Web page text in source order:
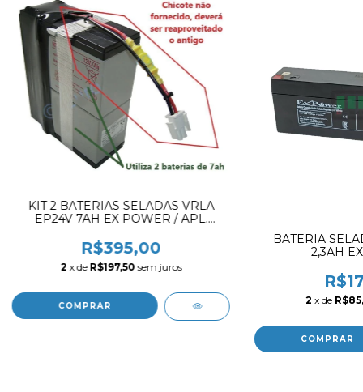
KIT 2 BATERIAS SELADAS VRLA
EP24V 7AH EX POWER / APL.
BENNETT 840 #
R$395,00
2 x de R$197,50 sem juros
BATERIA
2,3AH
2 x de